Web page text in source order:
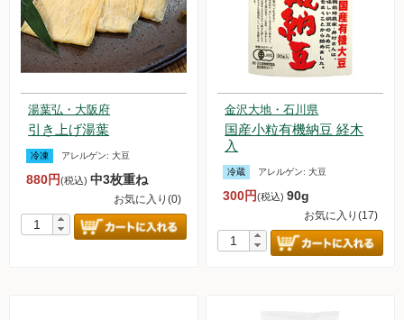
湯葉弘・大阪府
引き上げ湯葉
冷凍 アレルゲン: 大豆
880円(税込) 中3枚重ね
お気に入り(0)
金沢大地・石川県
国産小粒有機納豆 経木
入
冷蔵 アレルゲン:大豆
300円(税込)90g
お気に入り(17)